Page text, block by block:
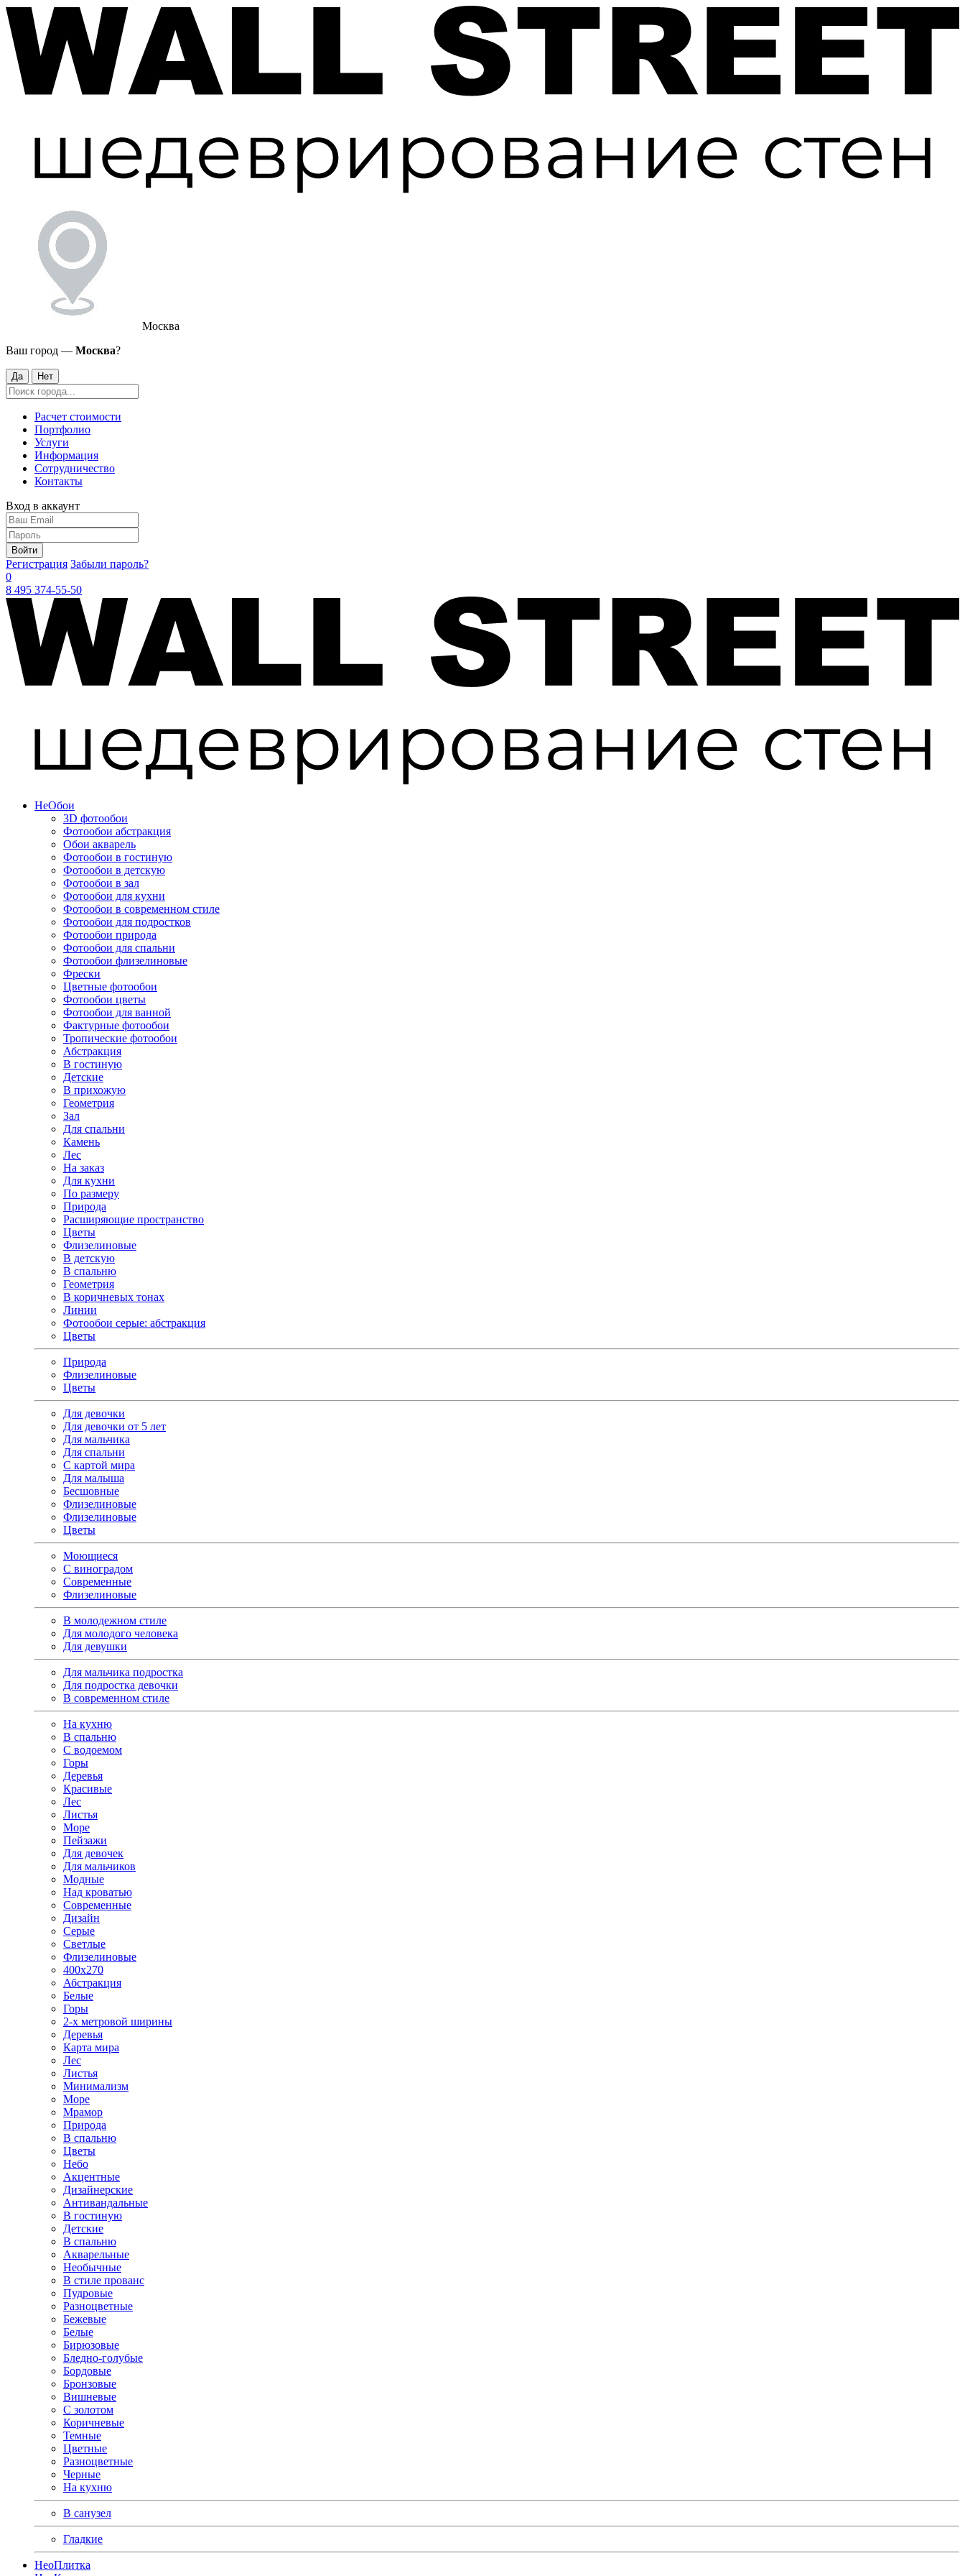
Москва
Ваш город — Москва?
Да Нет
Расчет стоимости
Портфолио
Услуги
Информация
Сотрудничество
Контакты
Вход в аккаунт
Войти
Регистрация Забыли пароль?
0
8 495 374-55-50
НеОбои
3D фотообои
Фотообои абстракция
Обои акварель
Фотообои в гостиную
Фотообои в детскую
Фотообои в зал
Фотообои для кухни
Фотообои в современном стиле
Фотообои для подростков
Фотообои природа
Фотообои для спальни
Фотообои флизелиновые
Фрески
Цветные фотообои
Фотообои цветы
Фотообои для ванной
Фактурные фотообои
Тропические фотообои
Абстракция
В гостиную
Детские
В прихожую
Геометрия
Зал
Для спальни
Камень
Лес
На заказ
Для кухни
По размеру
Природа
Расширяющие пространство
Цветы
Флизелиновые
В детскую
В спальню
Геометрия
В коричневых тонах
Линии
Фотообои серые: абстракция
Цветы
Природа
Флизелиновые
Цветы
Для девочки
Для девочки от 5 лет
Для мальчика
Для спальни
С картой мира
Для малыша
Бесшовные
Флизелиновые
Флизелиновые
Цветы
Моющиеся
С виноградом
Современные
Флизелиновые
В молодежном стиле
Для молодого человека
Для девушки
Для мальчика подростка
Для подростка девочки
В современном стиле
На кухню
В спальню
С водоемом
Горы
Деревья
Красивые
Лес
Листья
Море
Пейзажи
Для девочек
Для мальчиков
Модные
Над кроватью
Современные
Дизайн
Серые
Светлые
Флизелиновые
400х270
Абстракция
Белые
Горы
2-х метровой ширины
Деревья
Карта мира
Лес
Листья
Минимализм
Море
Мрамор
Природа
В спальню
Цветы
Небо
Акцентные
Дизайнерские
Антивандальные
В гостиную
Детские
В спальню
Акварельные
Необычные
В стиле прованс
Пудровые
Разноцветные
Бежевые
Белые
Бирюзовые
Бледно-голубые
Бордовые
Бронзовые
Вишневые
С золотом
Коричневые
Темные
Цветные
Разноцветные
Черные
На кухню
В санузел
Гладкие
НеоПлитка